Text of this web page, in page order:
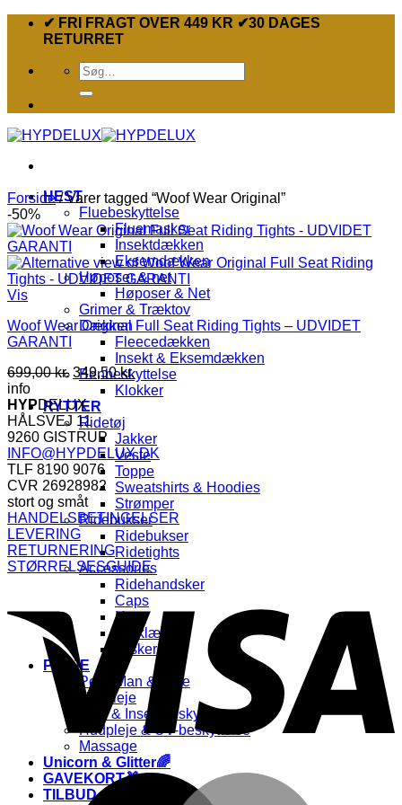
Fortsæt✔ FRI FRAGT OVER 449 KR ✔30 DAGES
RETURRET
Søg
efter:
HEST
Fluebeskyttelse
Fluemasker
Insektdækken
Eksemdækken
Høposer & net
Høposer & Net
Grimer & Træktov
Dækken
Fleecedækken
Insekt & Eksemdækken
Benbeskyttelse
Klokker
RYTTER
Ridetøj
Jakker
Veste
Toppe
Sweatshirts & Hoodies
Strømper
Ridebukser
Ridebukser
Ridetights
Accessories
Ridehandsker
Caps
Huer
Tørklæder
Tasker
PLEJE
Pels, Man & Hale
Hovpleje
Flue & Insektbeskyttelse
Hudpleje & UV-beskyttelse
Massage
Unicorn & Glitter🌈
GAVEKORT🎁
TILBUD
Forside /Varer tagged “Woof Wear Original”
-50%
Vis
Woof Wear Original Full Seat Riding Tights – UDVIDET
GARANTI
699,00kr. Den
oprindelige
pris
var:
699,00 kr..
349,50kr.Den
aktuelle
349,50 kr..
info
HYPDELUX
HÅLSVEJ 11
9260 GISTRUP
INFO@HYPDELUX.DK
TLF 8190 9076
CVR 26928982
stort og småt
HANDELSBETINGELSER
LEVERING
RETURNERING
STØRRELSESGUIDE